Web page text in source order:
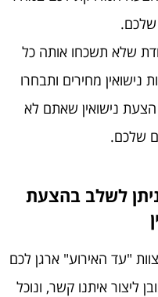
שלכם.
שלא תשכחו אותה כל
נישואין מחירים ותבחרו
הצעת נישואין שאתם לא
שלכם.
לשלב בהצעת
"עד האירוע" ארגן לכם
ליצור איתנו קשר, ונוכל